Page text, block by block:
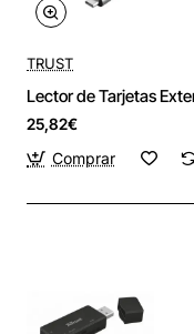
TRUST
Lector de Tarjetas
25,82€
Comprar